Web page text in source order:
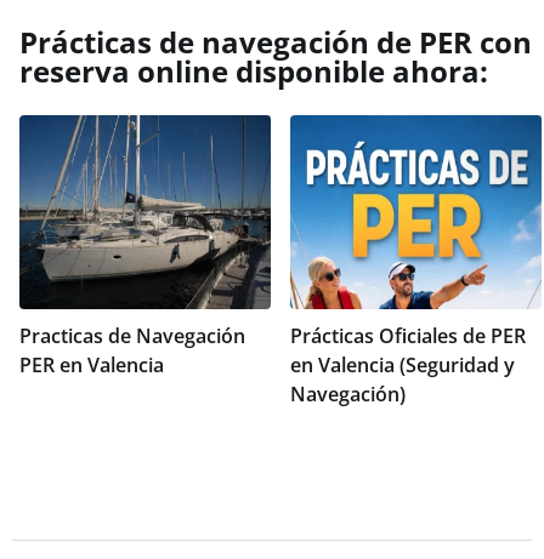
Prácticas de navegación de PER con
reserva online disponible ahora:
Practicas de Navegación
PER en Valencia
Prácticas Oficiales de PER
en Valencia (Seguridad y
Navegación)